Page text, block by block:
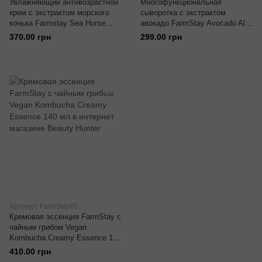
Увлажняющий антивозрастной
крем с экстрактом морского
конька Farmstay Sea Horse
Water Full Cream 50 г
370.00 грн
Многофункциональная
сыворотка с экстрактом
авокадо FarmStay Avocado All-
In-One Intensive Moist Ampoule
299.00 грн
Артикул: FarmStay05
Кремовая эссенция FarmStay с
чайным грибом Vegan
Kombucha Creamy Essence 140
мл
410.00 грн